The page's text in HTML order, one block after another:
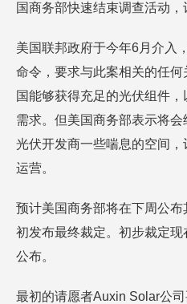
国商务部快速结束调查活动，
美国联邦政府于今年6月介入
命令，要求与此案相关的任
国能够获得充足的光伏组件
需求。但美国商务部表示将
光伏开发商一些喘息的空间
运营。
预计美国商务部将在下周公
初发布最终裁定。初步裁定
公布。
最初的请愿者Auxin Solar公